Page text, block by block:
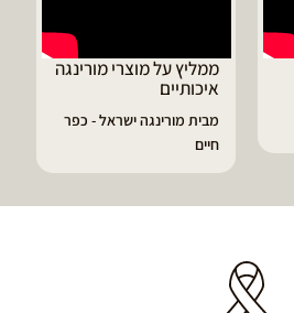
ממליץ על מוצרי מורינגה
איכותיים
מבית מורינגה ישראל - כפר
חיים